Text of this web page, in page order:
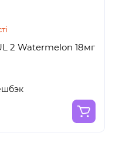
2 Watermelon 18мг